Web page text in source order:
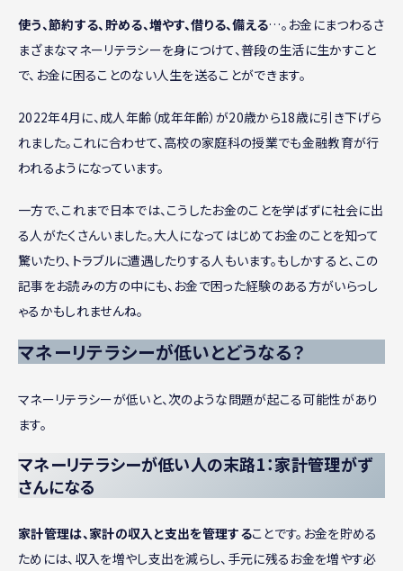
使う、節約する、貯める、増やす、借りる、備える…。お金にまつわるさ
まざまなマネーリテラシーを身につけて、普段の生活に生かすこと
で、お金に困ることのない人生を送ることができます。
2022年4月に、成人年齢（成年年齢）が20歳から18歳に引き下げら
れました。これに合わせて、高校の家庭科の授業でも金融教育が行
われるようになっています。
一方で、これまで日本では、こうしたお金のことを学ばずに社会に出
る人がたくさんいました。大人になってはじめてお金のことを知って
驚いたり、トラブルに遭遇したりする人もいます。もしかすると、この
記事をお読みの方の中にも、お金で困った経験のある方がいらっし
ゃるかもしれませんね。
マネーリテラシーが低いとどうなる？
マネーリテラシーが低いと、次のような問題が起こる可能性があり
ます。
マネーリテラシーが低い人の末路1：家計管理がず
さんになる
家計管理は、家計の収入と支出を管理することです。お金を貯める
ためには、収入を増やし支出を減らし、手元に残るお金を増やす必